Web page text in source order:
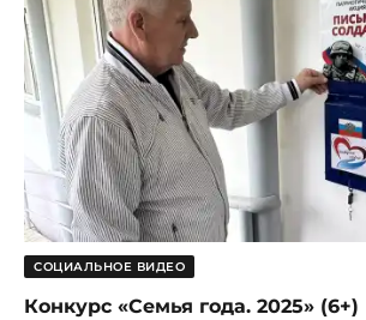
СОЦИАЛЬНОЕ ВИДЕО
Конкурс «Семья года. 2025» (6+)